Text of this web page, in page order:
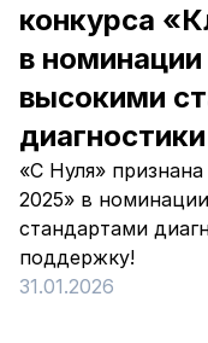
конкурса
в
высокими
«С Нуля»
2025» в
стандартами
поддержку!
31.01.2026